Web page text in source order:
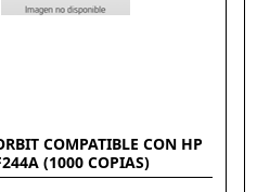
COMPATIBLE CON HP
(1000 COPIAS)